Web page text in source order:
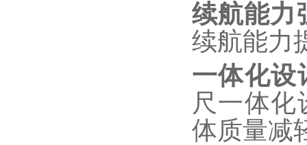
续航能力
续航能力
一体化设
尺一体
体质量减